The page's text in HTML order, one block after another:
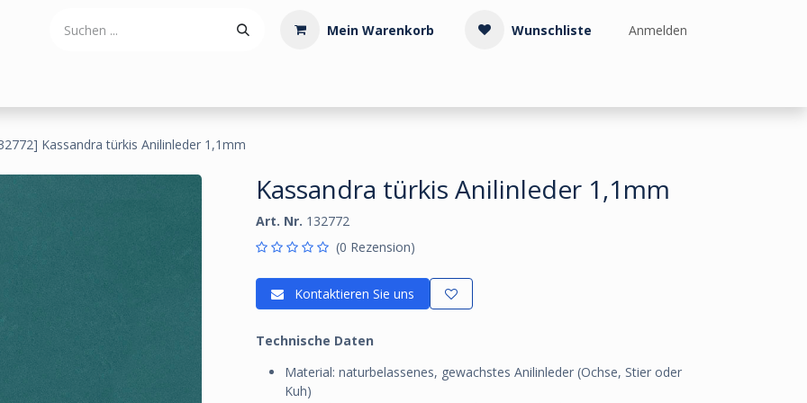
Mein Warenkorb
Wunschliste Anmelden
Kassandra türkis Anilinleder 1,1mm
Kassandra türkis Anilinleder 1,1mm
Art. Nr. 132772
(0 Rezension)
Kontaktieren Sie uns
Technische Daten
Material: naturbelassenes, gewachstes Anilinleder (Ochse, Stier oder
Kuh)